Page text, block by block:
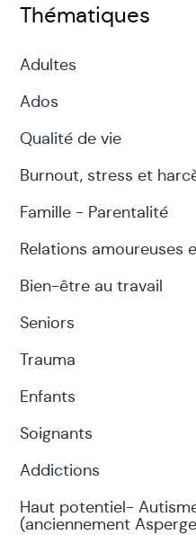
Thématiques
Adultes
Ados
Qualité de vie
Burnout, stress et
Famille - Parentalité
Relations amoureuses
Bien-être au travail
Seniors
Trauma
Enfants
Soignants
Addictions
Haut potentiel-
(anciennement